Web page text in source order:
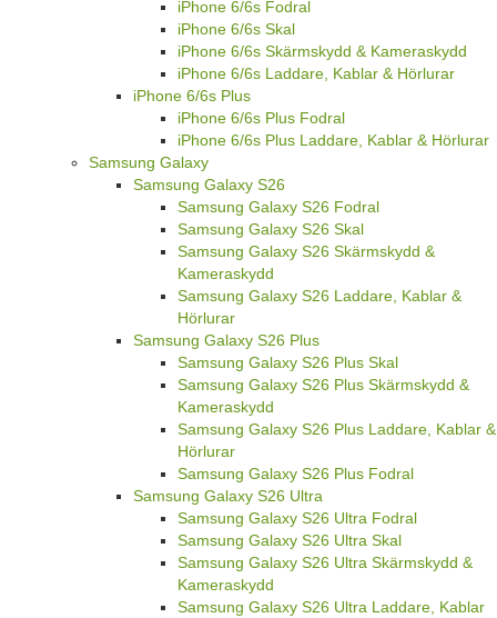
iPhone 6/6s Fodral
iPhone 6/6s Skal
iPhone 6/6s Skärmskydd & Kameraskydd
iPhone 6/6s Laddare, Kablar & Hörlurar
iPhone 6/6s Plus
iPhone 6/6s Plus Fodral
iPhone 6/6s Plus Laddare, Kablar & Hörlurar
Samsung Galaxy
Samsung Galaxy S26
Samsung Galaxy S26 Fodral
Samsung Galaxy S26 Skal
Samsung Galaxy S26 Skärmskydd &
Kameraskydd
Samsung Galaxy S26 Laddare, Kablar &
Hörlurar
Samsung Galaxy S26 Plus
Samsung Galaxy S26 Plus Skal
Samsung Galaxy S26 Plus Skärmskydd &
Kameraskydd
Samsung Galaxy S26 Plus Laddare, Kablar &
Hörlurar
Samsung Galaxy S26 Plus Fodral
Samsung Galaxy S26 Ultra
Samsung Galaxy S26 Ultra Fodral
Samsung Galaxy S26 Ultra Skal
Samsung Galaxy S26 Ultra Skärmskydd &
Kameraskydd
Samsung Galaxy S26 Ultra Laddare, Kablar